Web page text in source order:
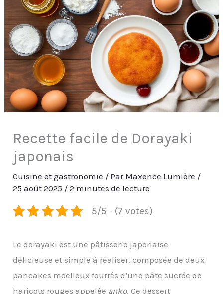
Recette facile de Dorayaki
japonais
Cuisine et gastronomie / Par Maxence Lumière /
25 août 2025 /2 minutes de lecture
5/5 - (7 votes)
Le dorayaki est une pâtisserie japonaise
délicieuse et simple à réaliser, composée de deux
pancakes moelleux fourrés d’une pâte sucrée de
haricots rouges appelée anko. Ce dessert